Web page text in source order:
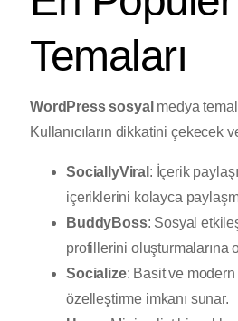
Temaları
WordPress sosyal medya
Kullanıcıların dikkatini çekecek
SociallyViral : İçerik
içeriklerini kolayca
BuddyBoss: Sosyal
profillerini oluşturmalarına
Socialize: Basit ve
özelleştirme imkanı sunar.